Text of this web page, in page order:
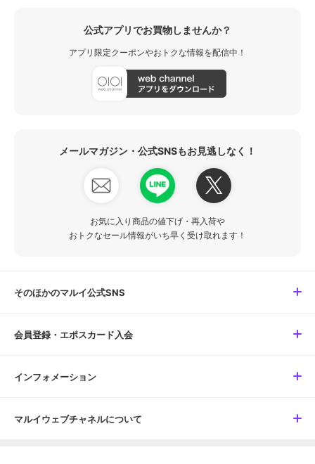
公式アプリでお買物しませんか？
アプリ限定クーポンやおトクな情報を配信中！
メールマガジン・公式SNSもお見逃しなく！
お気に入り商品の値下げ・再入荷や
おトクなセール情報がいち早く受け取れます！
そのほかのマルイ公式SNS
会員登録・エポスカード入会
インフォメーション
マルイウェブチャネルについて